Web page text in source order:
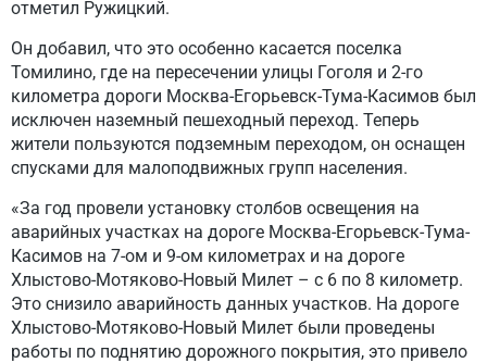
отметил Ружицкий.
Он добавил, что это особенно касается поселка
Томилино, где на пересечении улицы Гоголя и 2-го
километра дороги Москва-Егорьевск-Тума-Касимов был
исключен наземный пешеходный переход. Теперь
жители пользуются подземным переходом, он оснащен
спусками для малоподвижных групп населения.
«За год провели установку столбов освещения на
аварийных участках на дороге Москва-Егорьевск-Тума-
Касимов на 7-ом и 9-ом километрах и на дороге
Хлыстово-Мотяково-Новый Милет – с 6 по 8 километр.
Это снизило аварийность данных участков. На дороге
Хлыстово-Мотяково-Новый Милет были проведены
работы по поднятию дорожного покрытия, это привело